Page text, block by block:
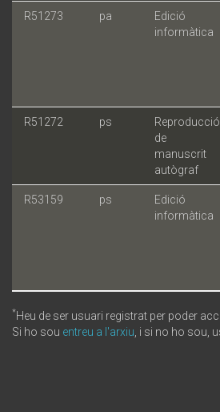
R51273 pa
Edició
informàtica
R51272 ps
Reproducció
de
manuscrit
autògraf
R53159 ps
Edició
informàtica
*Heu de ser usuari registrat per poder
Si ho sou entreu a l'arxiu , i si no ho sou,